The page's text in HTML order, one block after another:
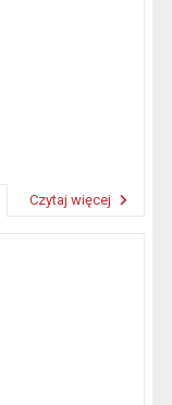
Czytaj więcej